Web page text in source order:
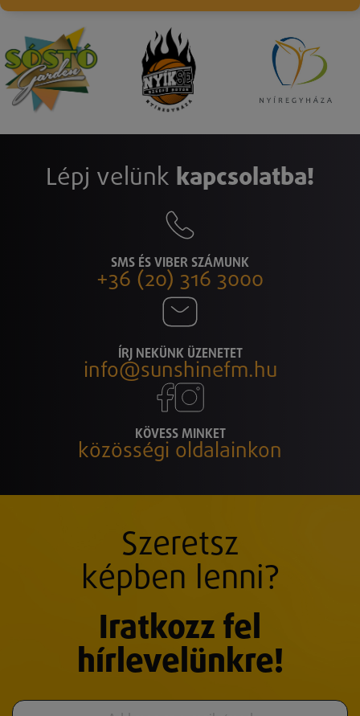
Lépj velünk kapcsolatba!
SMS ÉS VIBER SZÁMUNK
+36 (20) 316 3000
ÍRJ NEKÜNK ÜZENETET
info@sunshinefm.hu
KÖVESS MINKET
közösségi oldalainkon
Szeretsz
képben lenni?
Iratkozz fel
hírlevelünkre!